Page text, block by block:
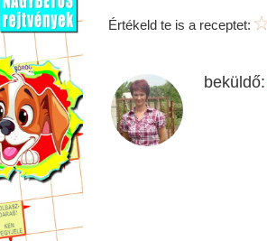
Értékeld te is a receptet:
beküldő: